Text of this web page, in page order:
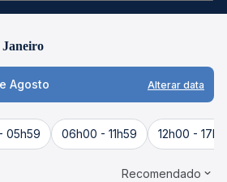
Janeiro
Agosto Alterar data
05h59 06h00 - 11h59 12h00 -
Recomendado